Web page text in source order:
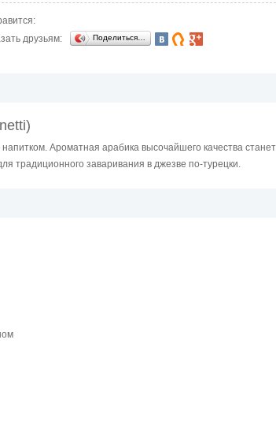
друзьям:
Поделиться…
Ароматная арабика высочайшего качества станет
традиционного заваривания в джезве по-турецки.